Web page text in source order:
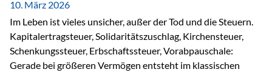
10. März 2026
Im Leben ist vieles unsicher, außer der Tod und die Steuern.
Kapitalertragsteuer, Solidaritätszuschlag, Kirchensteuer,
Schenkungssteuer, Erbschaftssteuer, Vorabpauschale:
Gerade bei größeren Vermögen entsteht im klassischen